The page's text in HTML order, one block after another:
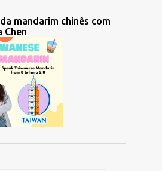
2022
2022
2022
2021
2021
mandarim chinês com
Chen